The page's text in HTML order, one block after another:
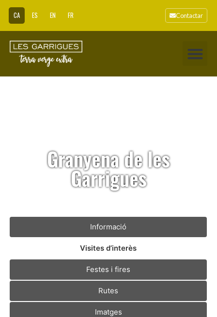
CA ES EN FR Contactar
Granyena de les
Garrigues
Informació
Visites d’interès
Festes i fires
Rutes
Imatges